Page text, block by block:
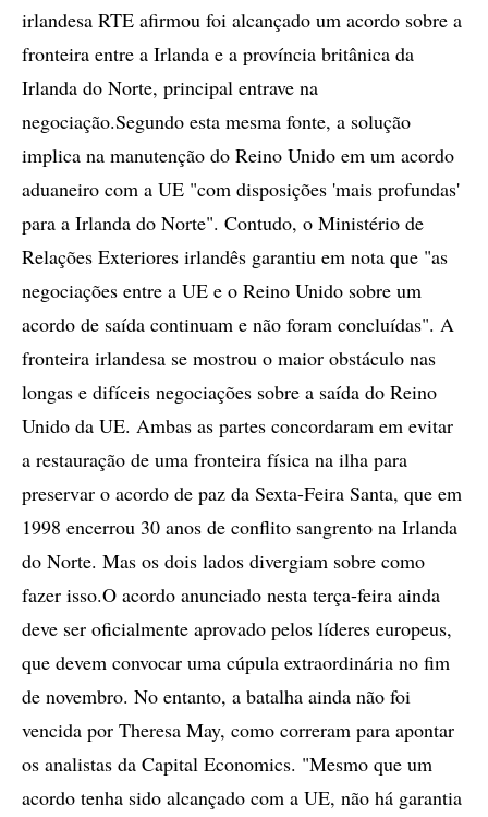
irlandesa RTE afirmou foi alcançado um acordo sobre a
fronteira entre a Irlanda e a província britânica da
Irlanda do Norte, principal entrave na
negociação.Segundo esta mesma fonte, a solução
implica na manutenção do Reino Unido em um acordo
aduaneiro com a UE "com disposições 'mais profundas'
para a Irlanda do Norte". Contudo, o Ministério de
Relações Exteriores irlandês garantiu em nota que "as
negociações entre a UE e o Reino Unido sobre um
acordo de saída continuam e não foram concluídas". A
fronteira irlandesa se mostrou o maior obstáculo nas
longas e difíceis negociações sobre a saída do Reino
Unido da UE. Ambas as partes concordaram em evitar
a restauração de uma fronteira física na ilha para
preservar o acordo de paz da Sexta-Feira Santa, que em
1998 encerrou 30 anos de conflito sangrento na Irlanda
do Norte. Mas os dois lados divergiam sobre como
fazer isso.O acordo anunciado nesta terça-feira ainda
deve ser oficialmente aprovado pelos líderes europeus,
que devem convocar uma cúpula extraordinária no fim
de novembro. No entanto, a batalha ainda não foi
vencida por Theresa May, como correram para apontar
os analistas da Capital Economics. "Mesmo que um
acordo tenha sido alcançado com a UE, não há garantia